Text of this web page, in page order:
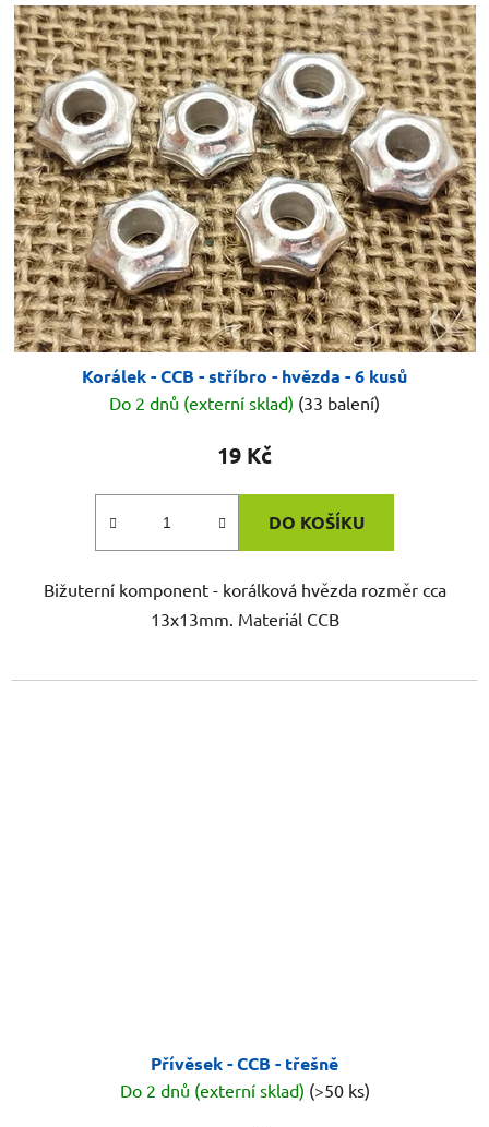
Korálek - CCB - stříbro - hvězda - 6 kusů
Do 2 dnů (externí sklad) (33 balení)
19 Kč
DO KOŠÍKU
Bižuterní komponent - korálková hvězda rozměr cca
13x13mm. Materiál CCB
Přívěsek - CCB - třešně
Do 2 dnů (externí sklad) (>50 ks)